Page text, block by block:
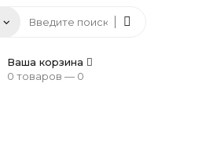
Ваша корзина
0 товаров — 0